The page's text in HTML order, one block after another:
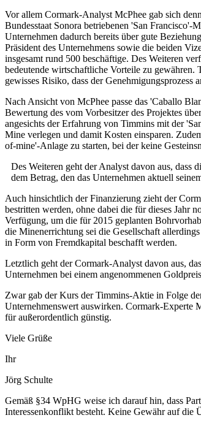
Vor allem Cormark-Analyst McPhee gab sich
Bundesstaat Sonora betriebenen 'San
Unternehmen dadurch bereits über gute
Präsident des Unternehmens sowie die beiden
insgesamt rund 500 beschäftige. Des Weiteren
bedeutende wirtschaftliche Vorteile zu gewähren.
gewisses Risiko, dass der Genehmigungsprozess
Nach Ansicht von McPhee passe das 'Caballo
Bewertung des vom Vorbesitzer des Projektes
angesichts der Erfahrung von Timmins mit der
Mine verlegen und damit Kosten einsparen.
of-mine'-Anlage zu starten, bei der keine
Des Weiteren geht der Analyst davon aus,
dem Betrag, den das Unternehmen aktuell
Auch hinsichtlich der Finanzierung zieht der
bestritten werden, ohne dabei die für dieses Jahr
Verfügung, um die für 2015 geplanten
die Minenerrichtung sei die Gesellschaft
in Form von Fremdkapital beschafft werden.
Letztlich geht der Cormark-Analyst davon aus,
Unternehmen bei einem angenommenen
Zwar gab der Kurs der Timmins-Aktie in Folge
Unternehmenswert auswirken. Cormark-Experte
für außerordentlich günstig.
Viele Grüße
Ihr
Jörg Schulte
Gemäß §34 WpHG weise ich darauf hin, dass
Interessenkonflikt besteht. Keine Gewähr auf die